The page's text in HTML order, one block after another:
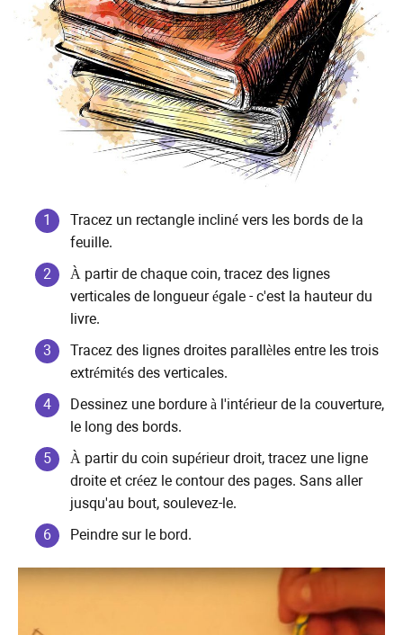
Tracez un rectangle incliné vers les bords de la
feuille.
À partir de chaque coin, tracez des lignes
verticales de longueur égale - c'est la hauteur du
livre.
Tracez des lignes droites parallèles entre les trois
extrémités des verticales.
Dessinez une bordure à l'intérieur de la couverture,
le long des bords.
À partir du coin supérieur droit, tracez une ligne
droite et créez le contour des pages. Sans aller
jusqu'au bout, soulevez-le.
Peindre sur le bord.